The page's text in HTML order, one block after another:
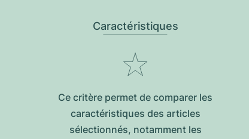
Caractéristiques
Ce critère permet de comparer les
caractéristiques des articles
sélectionnés, notamment les